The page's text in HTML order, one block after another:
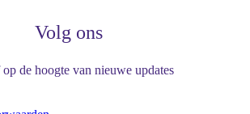
Volg ons
de hoogte van nieuwe updates